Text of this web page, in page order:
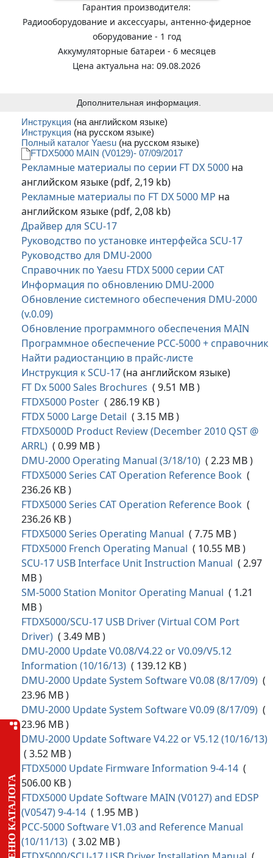
МЕНЮ КАТАЛОГА
Гарантия производителя:
Радиооборудование и аксессуары, антенно-фидерное
оборудование - 1 год
Аккумуляторные батареи - 6 месяцев
Цена актуальна на: 09.08.2026
Дополнительная информация.
Инструкция (на английском языке)
Инструкция (на русском языке)
Полный каталог Yaesu (на русском языке)
FTDX5000 MAIN (V0129)- 07/09/2017
Рекламные материалы по серии FT DX 5000 на
английском языке (pdf, 2,19 kb)
Рекламные материалы по FT DX 5000 MP на
английском языке (pdf, 2,08 kb)
Драйвер для SCU-17
Руководство по установке интерфейса SCU-17
Руководство для DMU-2000
Справочник по Yaesu FTDX 5000 серии CAT
Информация по обновлению DMU-2000
Обновление системного обеспечения DMU-2000
(v.0.09)
Обновление программного обеспечения MAIN
Программное обеспечение PCC-5000 + справочник
Найти радиостанцию в прайс-листе
Инструкция к SCU-17(на английском языке)
FT Dx 5000 Sales Brochures ( 9.51 MB )
FTDX5000 Poster ( 286.19 KB )
FTDX 5000 Large Detail ( 3.15 MB )
FTDX5000D Product Review (December 2010 QST @
ARRL) ( 0.99 MB )
DMU-2000 Operating Manual (3/18/10) ( 2.23 MB )
FTDX5000 Series CAT Operation Reference Book (
236.26 KB )
FTDX5000 Series CAT Operation Reference Book (
236.26 KB )
FTDX5000 Series Operating Manual ( 7.75 MB )
FTDX5000 French Operating Manual ( 10.55 MB )
SCU-17 USB Interface Unit Instruction Manual ( 2.97
MB )
SM-5000 Station Monitor Operating Manual ( 1.21
MB )
FTDX5000/SCU-17 USB Driver (Virtual COM Port
Driver) ( 3.49 MB )
DMU-2000 Update V0.08/V4.22 or V0.09/V5.12
Information (10/16/13) ( 139.12 KB )
DMU-2000 Update System Software V0.08 (8/17/09) (
23.96 MB )
DMU-2000 Update System Software V0.09 (8/17/09) (
23.96 MB )
DMU-2000 Update Software V4.22 or V5.12 (10/16/13)
( 3.52 MB )
FTDX5000 Update Firmware Information 9-4-14 (
506.00 KB )
FTDX5000 Update Software MAIN (V0127) and EDSP
(V0547) 9-4-14 ( 1.95 MB )
PCC-5000 Software V1.03 and Reference Manual
(10/11/13) ( 3.02 MB )